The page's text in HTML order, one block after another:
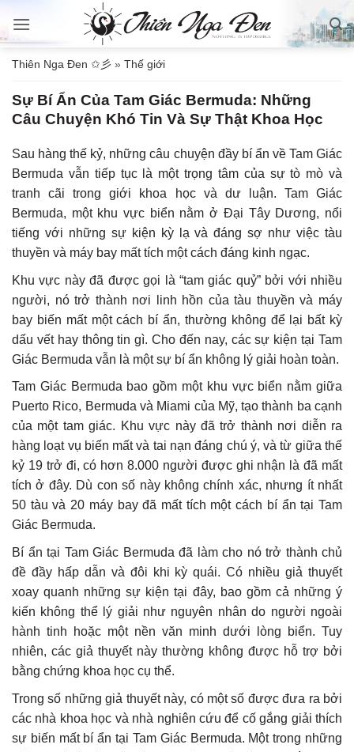
qua
dungThiên Nga Đen ✩彡 » Thế giới
Sự Bí Ẩn Của Tam Giác Bermuda: Những
Câu Chuyện Khó Tin Và Sự Thật Khoa Học
Sau hàng thế kỷ, những câu chuyện đầy bí ẩn về Tam Giác
Bermuda vẫn tiếp tục là một trọng tâm của sự tò mò và
tranh cãi trong giới khoa học và dư luận. Tam Giác
Bermuda, một khu vực biển nằm ở Đại Tây Dương, nổi
tiếng với những sự kiện kỳ lạ và đáng sợ như việc tàu
thuyền và máy bay mất tích một cách đáng kinh ngạc.
Khu vực này đã được gọi là “tam giác quỷ” bởi với nhiều
người, nó trở thành nơi linh hồn của tàu thuyền và máy
bay biến mất một cách bí ẩn, thường không để lại bất kỳ
dấu vết hay thông tin gì. Cho đến nay, các sự kiện tại Tam
Giác Bermuda vẫn là một sự bí ẩn không lý giải hoàn toàn.
Tam Giác Bermuda bao gồm một khu vực biển nằm giữa
Puerto Rico, Bermuda và Miami của Mỹ, tạo thành ba cạnh
của một tam giác. Khu vực này đã trở thành nơi diễn ra
hàng loạt vụ biến mất và tai nạn đáng chú ý, và từ giữa thế
kỷ 19 trở đi, có hơn 8.000 người được ghi nhận là đã mất
tích ở đây. Dù con số này không chính xác, nhưng ít nhất
50 tàu và 20 máy bay đã mất tích một cách bí ẩn tại Tam
Giác Bermuda.
Bí ẩn tại Tam Giác Bermuda đã làm cho nó trở thành chủ
đề đầy hấp dẫn và đôi khi kỳ quái. Có nhiều giả thuyết
xoay quanh những sự kiện tại đây, bao gồm cả những ý
kiến không thể lý giải như nguyên nhân do người ngoài
hành tinh hoặc một nền văn minh dưới lòng biển. Tuy
nhiên, các giả thuyết này thường không được hỗ trợ bởi
bằng chứng khoa học cụ thể.
Trong số những giả thuyết này, có một số được đưa ra bởi
các nhà khoa học và nhà nghiên cứu để cố gắng giải thích
sự biến mất bí ẩn tại Tam Giác Bermuda. Một trong những